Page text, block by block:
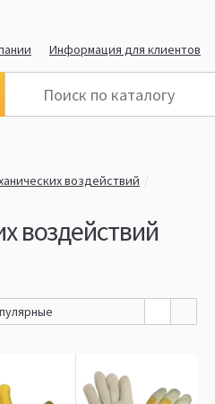
Информация для клиентов
воздействий
воздействий